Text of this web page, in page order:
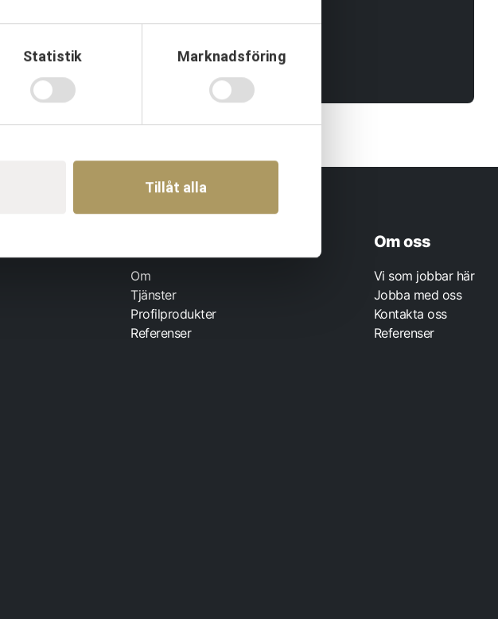
Statistik Marknadsföring
Tillåt alla
Om
Tjänster
Profilprodukter
Referenser
Om oss
Vi som jobbar här
Jobba med oss
Kontakta oss
Referenser